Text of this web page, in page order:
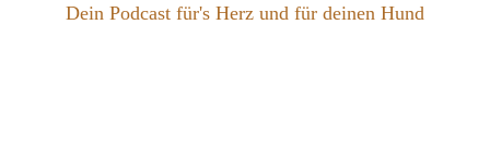
Dein Podcast für's Herz und für deinen Hund